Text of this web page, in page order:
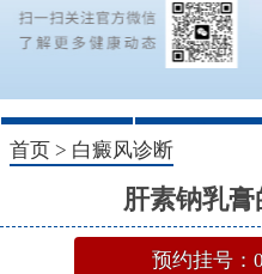
1 2
首页 > 白癜风诊断
肝素钠乳
预约挂号：